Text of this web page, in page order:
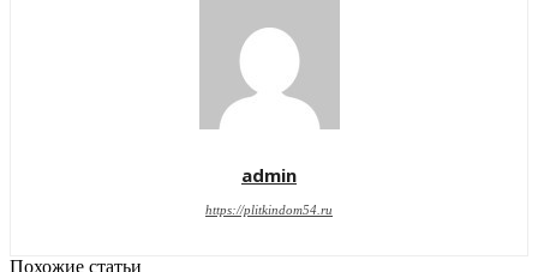
admin
https://plitkindom54.ru
Похожие статьи